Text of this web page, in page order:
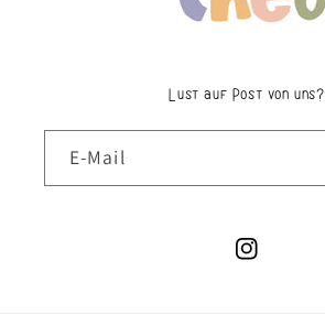
Lust auf Post von uns?
E-Mail
Instagram